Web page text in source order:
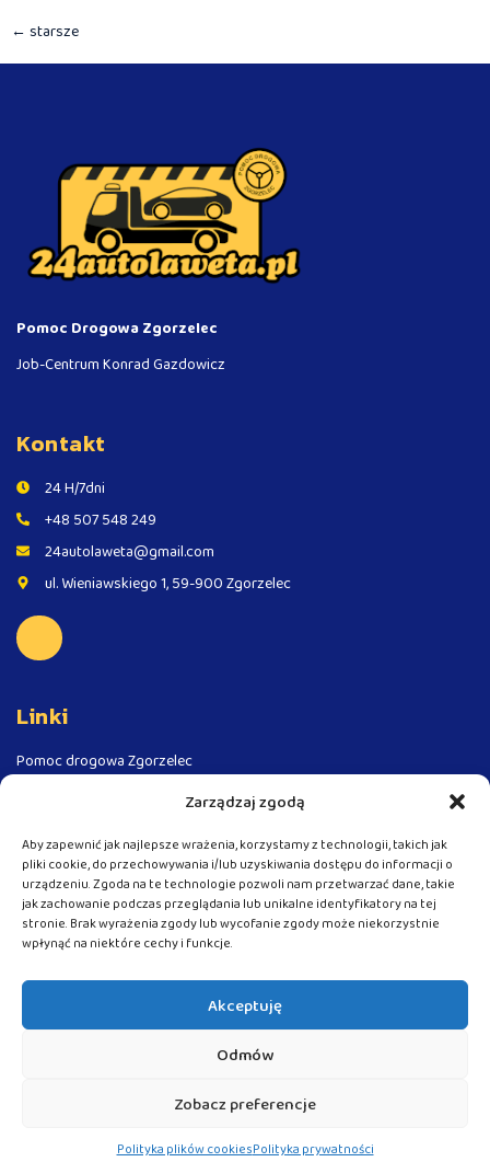
Zarządzaj zgodą
Aby zapewnić jak najlepsze wrażenia, korzystamy z technologii, takich jak
pliki cookie, do przechowywania i/lub uzyskiwania dostępu do informacji o
urządzeniu. Zgoda na te technologie pozwoli nam przetwarzać dane, takie
jak zachowanie podczas przeglądania lub unikalne identyfikatory na tej
stronie. Brak wyrażenia zgody lub wycofanie zgody może niekorzystnie
wpłynąć na niektóre cechy i funkcje.
Akceptuję
Odmów
Zobacz preferencje
Polityka plików cookiesPolityka prywatności
← starsze
Pomoc Drogowa Zgorzelec
Job-Centrum Konrad Gazdowicz
Kontakt
24 H/7dni
+48 507 548 249
24autolaweta@gmail.com
ul. Wieniawskiego 1, 59-900 Zgorzelec
Linki
Pomoc drogowa Zgorzelec
Pomoc drogowa - Autostrada A4
Pomoc drogowa Czechy
Laweta Zgorzelec - Autolaweta
Laweta Niemcy - Polska - Autolaweta
Holowanie busów
Pomoc drogowa TIR
© 2021 24autolaweta – Realizacja: Damian Jakubowski